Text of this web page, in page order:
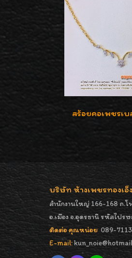
สร้อยคอเพชรเ
บริษัท ห้างเพชรทองเอ็
สำนักงานใหญ่ 166-168 ถ.
อ.เมือง จ.อุดรธานี รหัสไป
ติดต่อ คุณหน่อย 089-
E-mail: